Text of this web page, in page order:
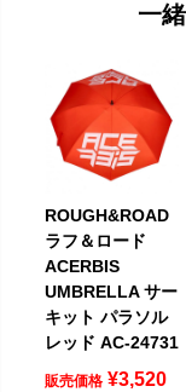
一
ROUGH&ROAD
ラフ＆ロード
ACERBIS
UMBRELLA サー
キット パラソル
レッド AC-24731
販売価格 ¥3,520